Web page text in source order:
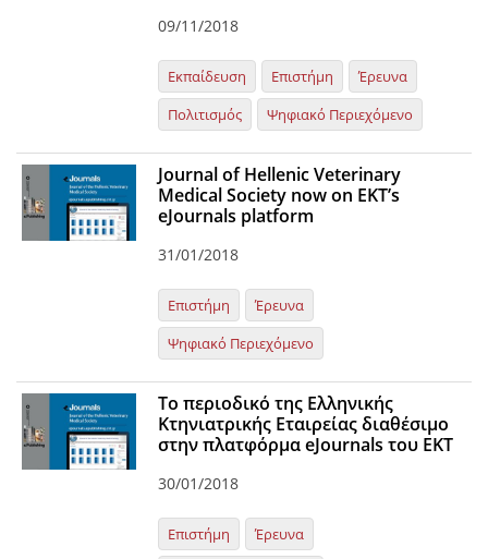
09/11/2018
Εκπαίδευση Επιστήμη
Έρευνα
Πολιτισμός
Ψηφιακό Περιεχόμενο
Journal of Hellenic Veterinary
Medical Society now on EKT’s
eJournals platform
31/01/2018
Επιστήμη
Έρευνα
Ψηφιακό Περιεχόμενο
Το περιοδικό της Ελληνικής
Κτηνιατρικής Εταιρείας διαθέσιμο
στην πλατφόρμα eJournals του ΕΚΤ
30/01/2018
Επιστήμη Έρευνα